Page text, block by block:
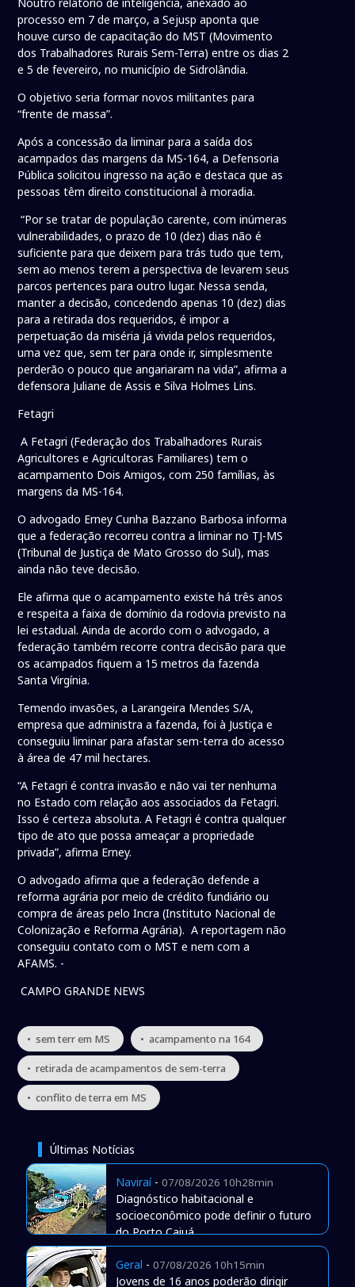
processo em 7 de março, a Sejusp aponta que
houve curso de capacitação do MST (Movimento
dos Trabalhadores Rurais Sem-Terra) entre os dias 2
e 5 de fevereiro, no município de Sidrolândia.
O objetivo seria formar novos militantes para
“frente de massa”.
Após a concessão da liminar para a saída dos
acampados das margens da MS-164, a Defensoria
Pública solicitou ingresso na ação e destaca que as
pessoas têm direito constitucional à moradia.
“Por se tratar de população carente, com inúmeras
vulnerabilidades, o prazo de 10 (dez) dias não é
suficiente para que deixem para trás tudo que tem,
sem ao menos terem a perspectiva de levarem seus
parcos pertences para outro lugar. Nessa senda,
manter a decisão, concedendo apenas 10 (dez) dias
para a retirada dos requeridos, é impor a
perpetuação da miséria já vivida pelos requeridos,
uma vez que, sem ter para onde ir, simplesmente
perderão o pouco que angariaram na vida”, afirma a
defensora Juliane de Assis e Silva Holmes Lins.
Fetagri
A Fetagri (Federação dos Trabalhadores Rurais
Agricultores e Agricultoras Familiares) tem o
acampamento Dois Amigos, com 250 famílias, às
margens da MS-164.
O advogado Erney Cunha Bazzano Barbosa informa
que a federação recorreu contra a liminar no TJ-MS
(Tribunal de Justiça de Mato Grosso do Sul), mas
ainda não teve decisão.
Ele afirma que o acampamento existe há três anos
e respeita a faixa de domínio da rodovia previsto na
lei estadual. Ainda de acordo com o advogado, a
federação também recorre contra decisão para que
os acampados fiquem a 15 metros da fazenda
Santa Virgínia.
Temendo invasões, a Larangeira Mendes S/A,
empresa que administra a fazenda, foi à Justiça e
conseguiu liminar para afastar sem-terra do acesso
à área de 47 mil hectares.
“A Fetagri é contra invasão e não vai ter nenhuma
no Estado com relação aos associados da Fetagri.
Isso é certeza absoluta. A Fetagri é contra qualquer
tipo de ato que possa ameaçar a propriedade
privada”, afirma Erney.
O advogado afirma que a federação defende a
reforma agrária por meio de crédito fundiário ou
compra de áreas pelo Incra (Instituto Nacional de
Colonização e Reforma Agrária). A reportagem não
conseguiu contato com o MST e nem com a
AFAMS. -
CAMPO GRANDE NEWS
• sem terr em MS • acampamento na 164
• retirada de acampamentos de sem-terra
• conflito de terra em MS
Últimas Notícias
Naviraí- 07/08/2026 10h28min
Diagnóstico habitacional e
socioeconômico pode definir o futuro
do Porto Caiuá
Geral - 07/08/2026 10h15min
Jovens de 16 anos poderão dirigir